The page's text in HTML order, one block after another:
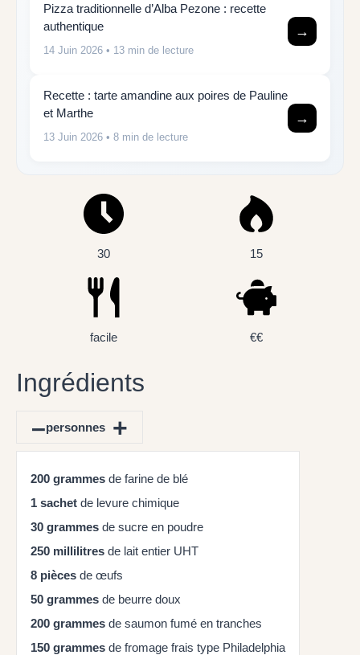
Pizza traditionnelle d’Alba Pezone : recette
authentique
14 Juin 2026 • 13 min de lecture
→
Recette : tarte amandine aux poires de Pauline
et Marthe
13 Juin 2026 • 8 min de lecture
→
30 15
facile €€
Ingrédients
–personnes +
200 grammes de farine de blé
1 sachet de levure chimique
30 grammes de sucre en poudre
250 millilitres de lait entier UHT
8 pièces de œufs
50 grammes de beurre doux
200 grammes de saumon fumé en tranches
150 grammes de fromage frais type Philadelphia